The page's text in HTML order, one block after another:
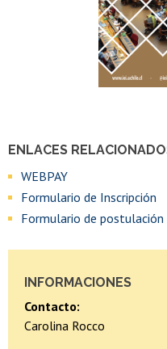
ENLACES
WEBPAY
Formulario de Inscripción
Formulario de postulación
INFORMACIONES
Contacto:
Carolina Rocco